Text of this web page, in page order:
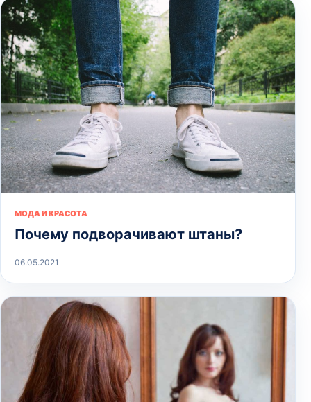
МОДА И КРАСОТА
Почему подворачивают штаны?
06.05.2021